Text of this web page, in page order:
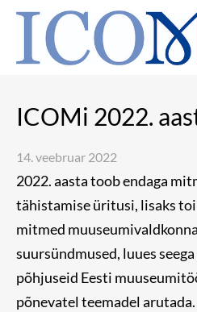
ICOMi 2022.
14. veebruar 2022
2022. aasta toob endaga
tähistamise üritusi, lisaks
mitmed
suursündmused, luues
põhjuseid Eesti
põnevatel teemadel arutada.